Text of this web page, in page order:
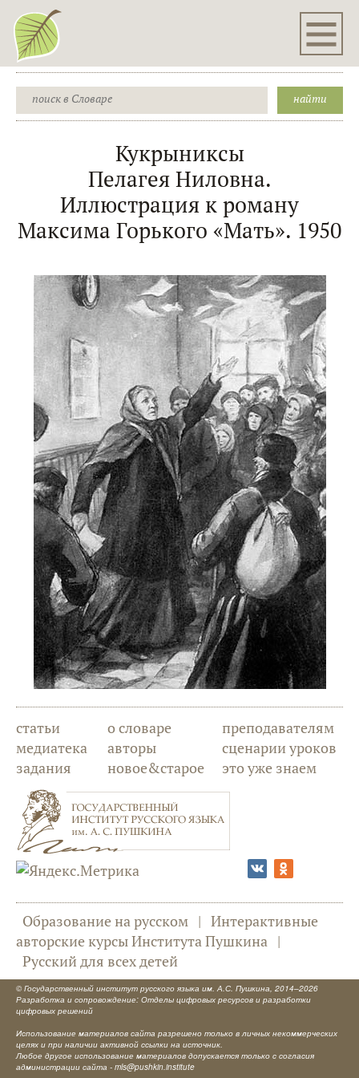
Кукрыниксы
Пелагея Ниловна.
Иллюстрация к роману
Максима Горького «Мать». 1950
статьи
медиатека
задания
о словаре
авторы
новое&старое
преподавателям
сценарии уроков
это уже знаем
Образование на русском | Интерактивные
авторские курсы Института Пушкина |
Русский для всех детей
© Государственный институт русского языка им. А.С. Пушкина, 2014–2026
Разработка и сопровождение: Отделы цифровых ресурсов и разработки
цифровых решений
Использование материалов сайта разрешено только в личных некоммерческих
целях и при наличии активной ссылки на источник.
Любое другое использование материалов допускается только с согласия
администрации сайта - mls@pushkin.institute